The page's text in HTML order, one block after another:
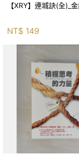
【XRY】連城訣(全)_
NT$ 149